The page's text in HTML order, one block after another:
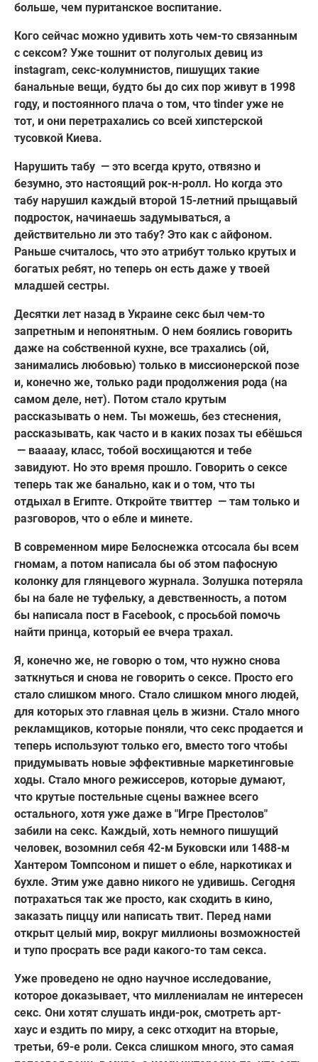
больше, чем пуританское воспитание.
Кого сейчас можно удивить хоть чем-то связанным
с сексом? Уже тошнит от полуголых девиц из
instagram, секс-колумнистов, пишущих такие
банальные вещи, будто бы до сих пор живут в 1998
году, и постоянного плача о том, что tinder уже не
тот, и они перетрахались со всей хипстерской
тусовкой Киева.
Нарушить табу — это всегда круто, отвязно и
безумно, это настоящий рок-н-ролл. Но когда это
табу нарушил каждый второй 15-летний прыщавый
подросток, начинаешь задумываться, а
действительно ли это табу? Это как с айфоном.
Раньше считалось, что это атрибут только крутых и
богатых ребят, но теперь он есть даже у твоей
младшей сестры.
Десятки лет назад в Украине секс был чем-то
запретным и непонятным. О нем боялись говорить
даже на собственной кухне, все трахались (ой,
занимались любовью) только в миссионерской позе
и, конечно же, только ради продолжения рода (на
самом деле, нет). Потом стало крутым
рассказывать о нем. Ты можешь, без стеснения,
рассказывать, как часто и в каких позах ты ебёшься
— ваааау, класс, тобой восхищаются и тебе
завидуют. Но это время прошло. Говорить о сексе
теперь так же банально, как и о том, что ты
отдыхал в Египте. Откройте твиттер — там только и
разговоров, что о ебле и минете.
В современном мире Белоснежка отсосала бы всем
гномам, а потом написала бы об этом пафосную
колонку для глянцевого журнала. Золушка потеряла
бы на бале не туфельку, а девственность, а потом
бы написала пост в Facebook, с просьбой помочь
найти принца, который ее вчера трахал.
Я, конечно же, не говорю о том, что нужно снова
заткнуться и снова не говорить о сексе. Просто его
стало слишком много. Стало слишком много людей,
для которых это главная цель в жизни. Стало много
рекламщиков, которые поняли, что секс продается и
теперь используют только его, вместо того чтобы
придумывать новые эффективные маркетинговые
ходы. Стало много режиссеров, которые думают,
что крутые постельные сцены важнее всего
остального, хотя уже даже в "Игре Престолов"
забили на секс. Каждый, хоть немного пишущий
человек, возомнил себя 42-м Буковски или 1488-м
Хантером Томпсоном и пишет о ебле, наркотиках и
бухле. Этим уже давно никого не удивишь. Сегодня
потрахаться так же просто, как сходить в кино,
заказать пиццу или написать твит. Перед нами
открыт целый мир, вокруг миллионы возможностей
и тупо просрать все ради какого-то там секса.
Уже проведено не одно научное исследование,
которое доказывает, что миллениалам не интересен
секс. Они хотят слушать инди-рок, смотреть арт-
хаус и ездить по миру, а секс отходит на вторые,
третьи, 69-е роли. Секса слишком много, это самая